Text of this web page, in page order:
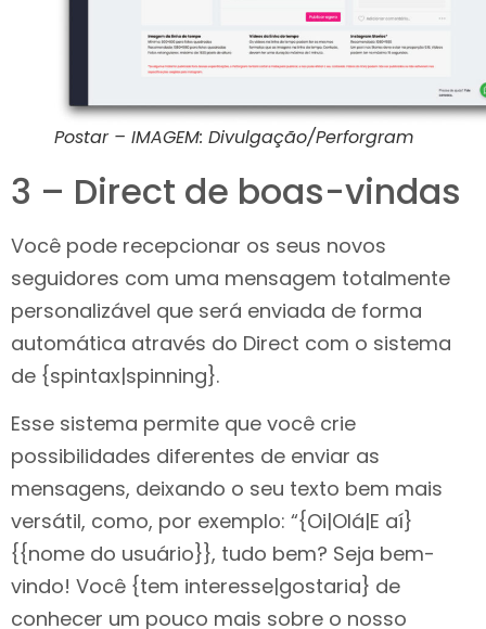
Postar – IMAGEM: Divulgação/Perforgram
3 – Direct de boas-vindas
Você pode recepcionar os seus novos
seguidores com uma mensagem totalmente
personalizável que será enviada de forma
automática através do Direct com o sistema
de {spintax|spinning}.
Esse sistema permite que você crie
possibilidades diferentes de enviar as
mensagens, deixando o seu texto bem mais
versátil, como, por exemplo: “{Oi|Olá|E aí}
{{nome do usuário}}, tudo bem? Seja bem-
vindo! Você {tem interesse|gostaria} de
conhecer um pouco mais sobre o nosso